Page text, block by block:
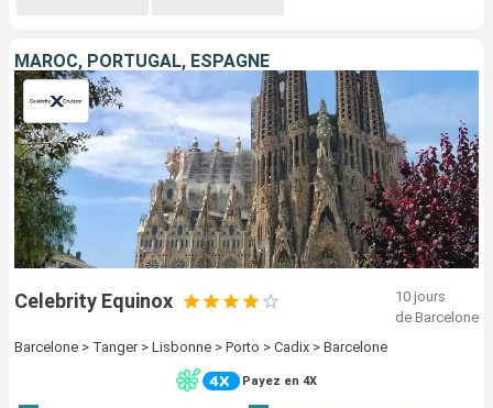
MAROC, PORTUGAL, ESPAGNE
Celebrity Equinox
10 jours
de Barcelone
Barcelone > Tanger > Lisbonne > Porto > Cadix > Barcelone
Payez en 4X